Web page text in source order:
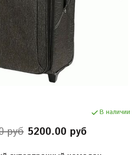
В наличии
руб 5200.00 руб